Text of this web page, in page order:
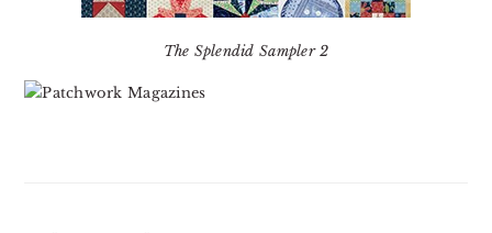
The Splendid Sampler 2